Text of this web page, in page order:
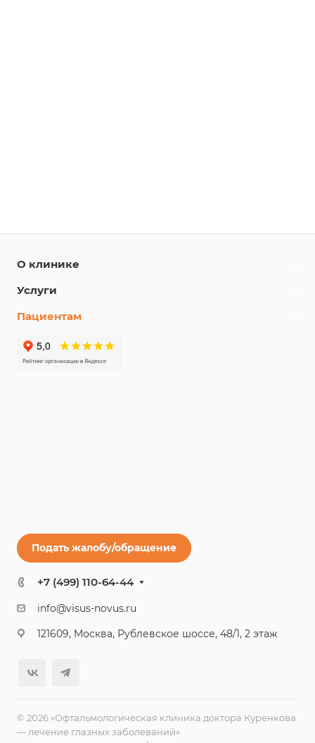
О клинике
Услуги
Пациентам
Подать жалобу/обращение
+7 (499) 110-64-44
info@visus-novus.ru
121609, Москва, Рублевское шоссе, 48/1, 2 этаж
© 2026 «Офтальмологическая клиника доктора Куренкова
— лечение глазных заболеваний»